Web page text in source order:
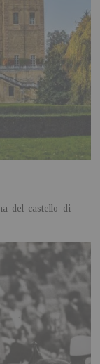
del-castello-di-